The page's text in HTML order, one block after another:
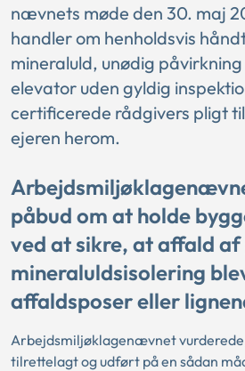
nævnets møde den 30. maj
handler om henholdsvis
mineraluld, unødig
elevator uden gyldig
certificerede rådgivers pligt
ejeren herom.
påbud om at holde
ved at sikre, at affald
mineraluldsisolering
affaldsposer eller
Arbejdsmiljøklagenævnet
tilrettelagt og udført på en sådan